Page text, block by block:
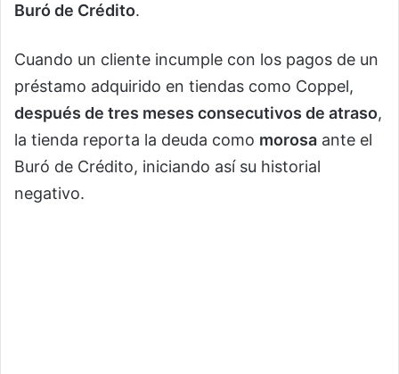
Buró de Crédito.
Cuando un cliente incumple con los pagos de un
préstamo adquirido en tiendas como Coppel,
después de tres meses consecutivos de atraso,
la tienda reporta la deuda como morosa ante el
Buró de Crédito, iniciando así su historial
negativo.